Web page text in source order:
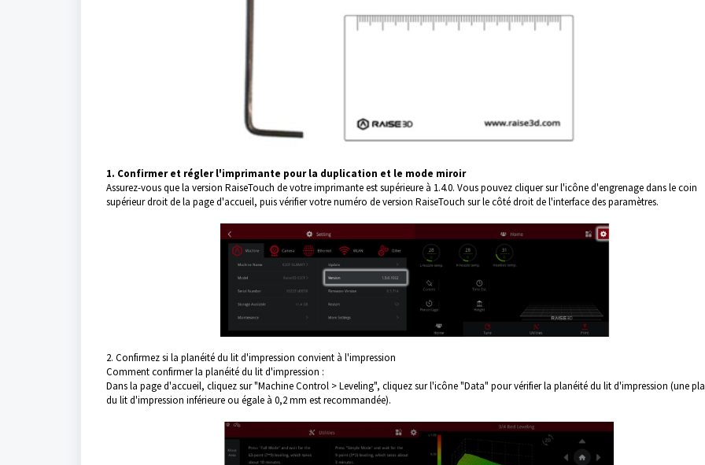
1. Confirmer et régler l'imprimante pour la duplication et le mode miroir
Assurez-vous que la version RaiseTouch de votre imprimante est supérieure à 1.4.0. Vous pouvez cliquer sur l'icône d'engrenage dans le coin
supérieur droit de la page d'accueil, puis vérifier votre numéro de version RaiseTouch sur le côté droit de l'interface des paramètres.
2. Confirmez si la planéité du lit d'impression convient à l'impression
Comment confirmer la planéité du lit d'impression :
Dans la page d'accueil, cliquez sur "Machine Control > Leveling", cliquez sur l'icône "Data" pour vérifier la planéité du lit d'impression (une
du lit d'impression inférieure ou égale à 0,2 mm est recommandée).